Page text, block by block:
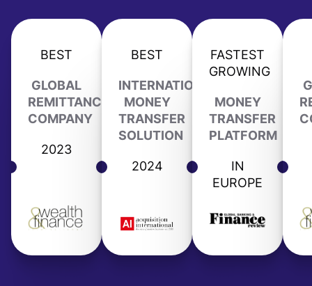
BEST
GLOBAL
REMITTANCE
COMPANY
2023
BEST
INTERNATIONAL
MONEY
TRANSFER
SOLUTION
2024
FASTEST
GROWING
MONEY
TRANSFER
PLATFORM
IN
EUROPE